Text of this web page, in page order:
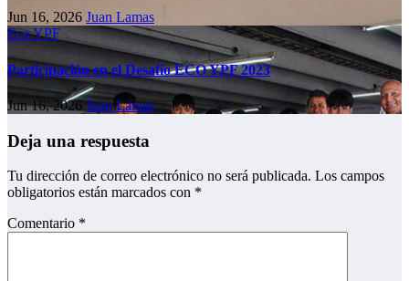
Jun 16, 2026 Juan Lamas
Eco YPF
Participación en el Desafío ECO YPF 2023
Jun 16, 2026Juan Lamas
Deja una respuesta
Tu dirección de correo electrónico no será publicada. Los campos
obligatorios están marcados con *
Comentario *